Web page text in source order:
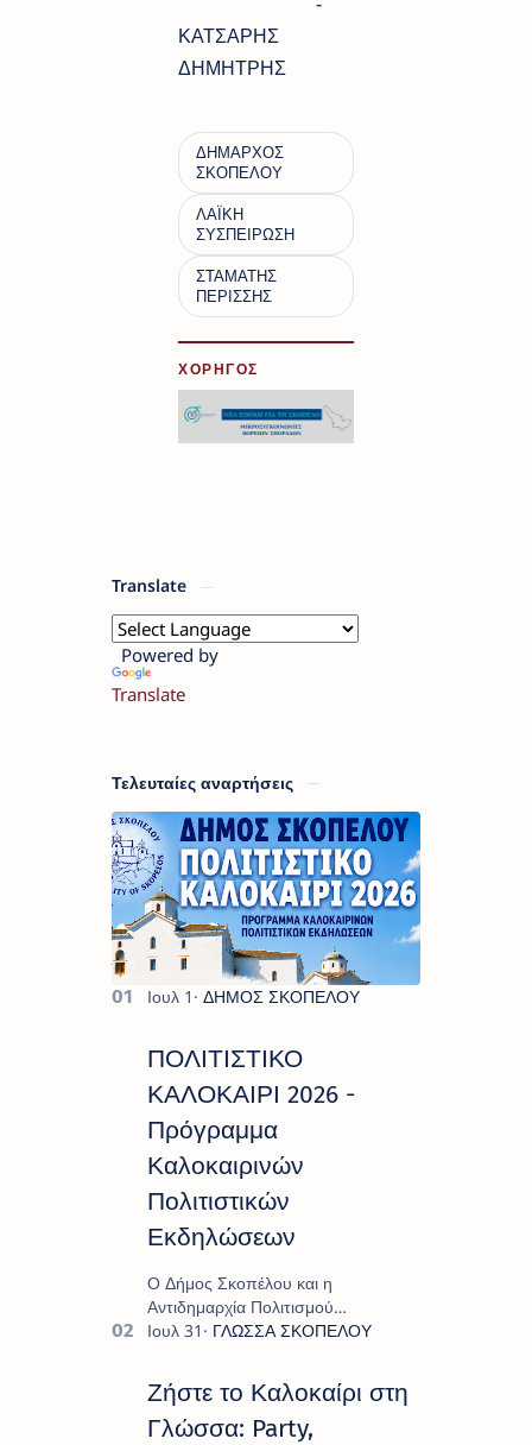
ΚΑΤΣΑΡΗΣ
ΔΗΜΗΤΡΗΣ
ΧΟΡΗΓΟΣ
Translate
Powered by
Translate
Τελευταίες αναρτήσεις
ΠΟΛΙΤΙΣΤΙΚΟ
ΚΑΛΟΚΑΙΡΙ 2026 -
Πρόγραμμα
Καλοκαιρινών
Πολιτιστικών
Εκδηλώσεων
Ο Δήμος Σκοπέλου και η
Αντιδημαρχία Πολιτισμού
παρουσιάζουν το πρόγραμμα «
πλούσιο και πολυσυλλεκτικό
πρόγραμμα εκδ…
Ζήστε το Καλοκαίρι στη
Γλώσσα: Party,